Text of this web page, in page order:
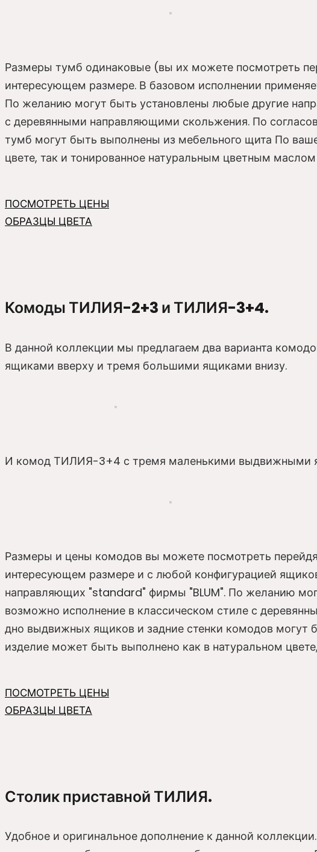
Размеры тумб одинаковые (вы их можете посмотреть
интересующем размере. В базовом исполнении
По желанию могут быть установлены любые другие
с деревянными направляющими скольжения. По
тумб могут быть выполнены из мебельного щита По
цвете, так и тонированное натуральным цветным маслом
ПОСМОТРЕТЬ ЦЕНЫ
ОБРАЗЦЫ ЦВЕТА
Комоды ТИЛИЯ-2+3 и ТИЛИЯ-3+4.
В данной коллекции мы предлагаем два варианта
ящиками вверху и тремя большими ящиками внизу.
И комод ТИЛИЯ-3+4 с тремя маленькими выдвижными
Размеры и цены комодов вы можете посмотреть
интересующем размере и с любой конфигурацией
направляющих "standard" фирмы "BLUM". По желанию
возможно исполнение в классическом стиле с
дно выдвижных ящиков и задние стенки комодов
изделие может быть выполнено как в натуральном
ПОСМОТРЕТЬ ЦЕНЫ
ОБРАЗЦЫ ЦВЕТА
Столик приставной ТИЛИЯ.
Удобное и оригинальное дополнение к данной